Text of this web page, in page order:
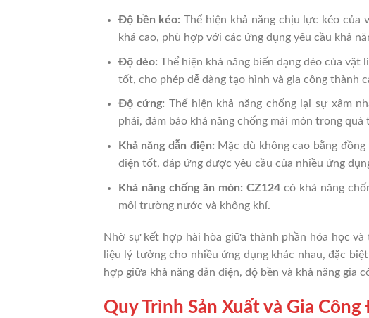
Độ bền kéo: Thể hiện khả năng chịu lực kéo
khá cao, phù hợp với các ứng dụng yêu cầu khả
Độ dẻo: Thể hiện khả năng biến dạng dẻo của
tốt, cho phép dễ dàng tạo hình và gia công thành
Độ cứng: Thể hiện khả năng chống lại sự xâm
phải, đảm bảo khả năng chống mài mòn trong quá
Khả năng dẫn điện: Mặc dù không cao bằng
điện tốt, đáp ứng được yêu cầu của nhiều ứng
Khả năng chống ăn mòn: CZ124có khả năng
môi trường nước và không khí.
Nhờ sự kết hợp hài hòa giữa thành phần hóa học
liệu lý tưởng cho nhiều ứng dụng khác nhau, đặc
hợp giữa khả năng dẫn điện, độ bền và khả năng gia
Quy Trình Sản Xuất và Gia